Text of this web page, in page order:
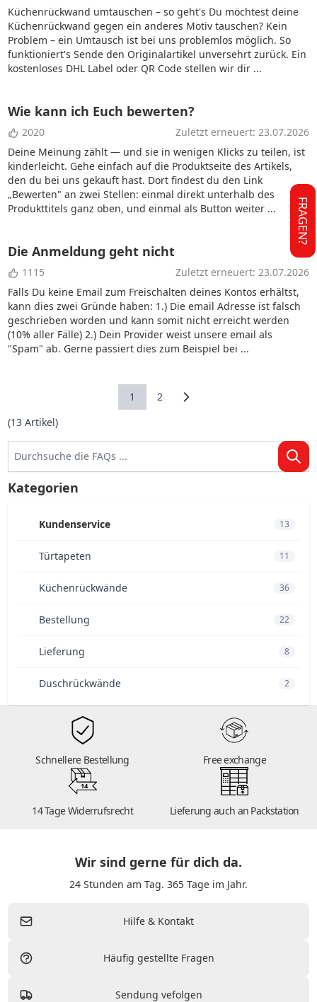
Kategorien
Kundenservice 13
Türtapeten 11
Küchenrückwände 36
Bestellung 22
Lieferung 8
Duschrückwände 2
Küchenrückwand umtauschen – so geht's Du möchtest deine
Küchenrückwand gegen ein anderes Motiv tauschen? Kein
Problem – ein Umtausch ist bei uns problemlos möglich. So
funktioniert's Sende den Originalartikel unversehrt zurück. Ein
kostenloses DHL Label oder QR Code stellen wir dir ...
Wie kann ich Euch bewerten?
2020
Zuletzt erneuert: 23.07.2026
Deine Meinung zählt — und sie in wenigen Klicks zu teilen, ist
kinderleicht. Gehe einfach auf die Produktseite des Artikels,
den du bei uns gekauft hast. Dort findest du den Link
„Bewerten" an zwei Stellen: einmal direkt unterhalb des
Produkttitels ganz oben, und einmal als Button weiter ...
Die Anmeldung geht nicht
1115
Zuletzt erneuert: 23.07.2026
Falls Du keine Email zum Freischalten deines Kontos erhältst,
kann dies zwei Gründe haben: 1.) Die email Adresse ist falsch
geschrieben worden und kann somit nicht erreicht werden
(10% aller Fälle) 2.) Dein Provider weist unsere email als
"Spam" ab. Gerne passiert dies zum Beispiel bei ...
(13 Artikel)
Sie lesen gerade Seite
1 Seite
2
Schnellere Bestellung Free exchange
14
14 Tage Widerrufsrecht Lieferung auch an Packstation
Wir sind gerne für dich da.
24 Stunden am Tag. 365 Tage im Jahr.
Hilfe & Kontakt
Häufig gestellte Fragen
Sendung vefolgen
FRAGEN?